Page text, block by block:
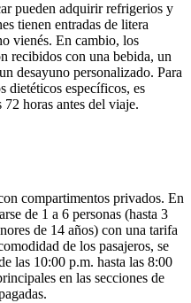
pueden adquirir refrigerios y
tienen entradas de litera
vienés. En cambio, los
recibidos con una bebida, un
desayuno personalizado. Para
dietéticos específicos, es
horas antes del viaje.
compartimentos privados. En
de 1 a 6 personas (hasta 3
de 14 años) con una tarifa
de los pasajeros, se
las 10:00 p.m. hasta las 8:00
en las secciones de